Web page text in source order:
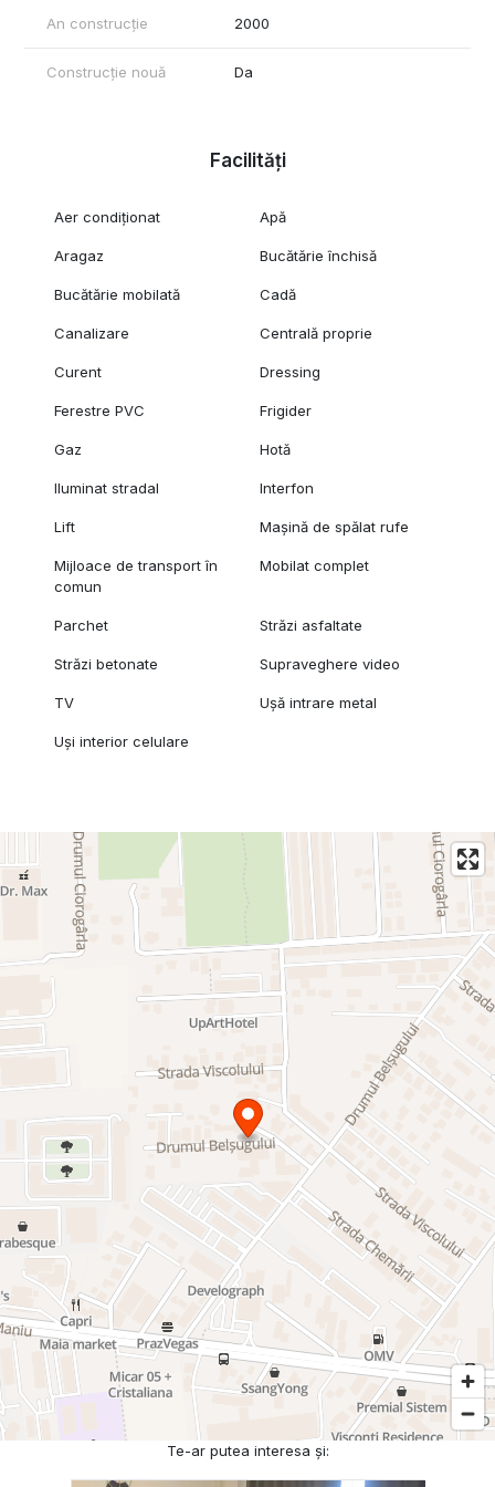
An construcție 2000
Construcție nouă Da
Facilități
Aer condiționat Apă
Aragaz Bucătărie închisă
Bucătărie mobilată Cadă
Canalizare Centrală proprie
Curent Dressing
Ferestre PVC Frigider
Gaz Hotă
Iluminat stradal Interfon
Lift Mașină de spălat rufe
Mijloace de transport în
comun
Mobilat complet
Parchet Străzi asfaltate
Străzi betonate Supraveghere video
TV Ușă intrare metal
Uși interior celulare
Te-ar putea interesa și: